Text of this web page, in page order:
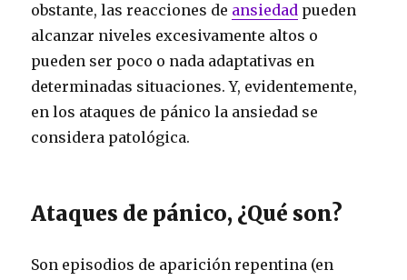
obstante, las reacciones de ansiedad pueden
alcanzar niveles excesivamente altos o
pueden ser poco o nada adaptativas en
determinadas situaciones. Y, evidentemente,
en los ataques de pánico la ansiedad se
considera patológica.
Ataques de pánico, ¿Qué son?
Son episodios de aparición repentina (en